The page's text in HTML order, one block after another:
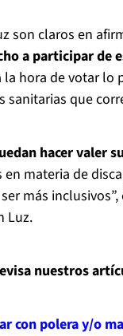
son claros en
a participar de
la hora de votar
sanitarias que
hacer valer
materia de
más
Luz.
nuestros
con polera y/o